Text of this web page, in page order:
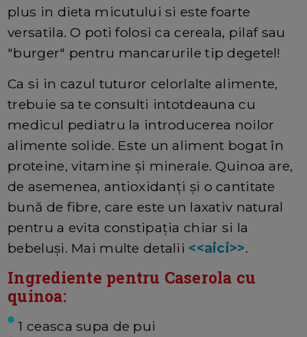
plus in dieta micutului si este foarte
versatila. O poti folosi ca cereala, pilaf sau
"burger" pentru mancarurile tip degetel!
Ca si in cazul tuturor celorlalte alimente,
trebuie sa te consulti intotdeauna cu
medicul pediatru la introducerea noilor
alimente solide. Este un aliment bogat în
proteine, vitamine și minerale. Quinoa are,
de asemenea, antioxidanți și o cantitate
bună de fibre, care este un laxativ natural
pentru a evita constipația chiar si la
bebeluși. Mai multe detalii <<aici>>.
Ingrediente pentru Caserola cu
quinoa:
1 ceasca supa de pui